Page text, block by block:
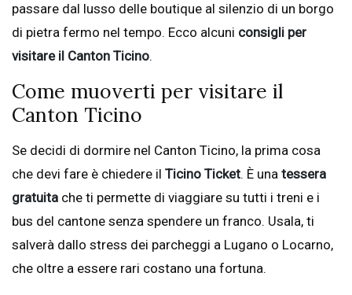
passare dal lusso delle boutique al silenzio di un borgo
di pietra fermo nel tempo. Ecco alcuni consigli per
visitare il Canton Ticino.
Come muoverti per visitare il
Canton Ticino
Se decidi di dormire nel Canton Ticino, la prima cosa
che devi fare è chiedere il Ticino Ticket. È una tessera
gratuita che ti permette di viaggiare su tutti i treni e i
bus del cantone senza spendere un franco. Usala, ti
salverà dallo stress dei parcheggi a Lugano o Locarno,
che oltre a essere rari costano una fortuna.